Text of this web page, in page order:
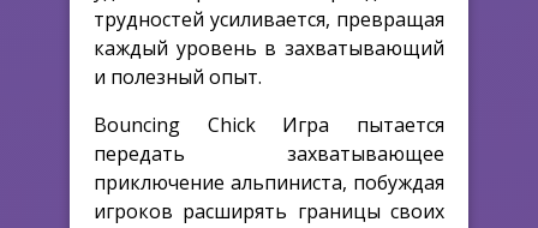
трудностей усиливается, превращая
каждый уровень в захватывающий
и полезный опыт.
Bouncing Chick Игра пытается
передать захватывающее
приключение альпиниста, побуждая
игроков расширять границы своих